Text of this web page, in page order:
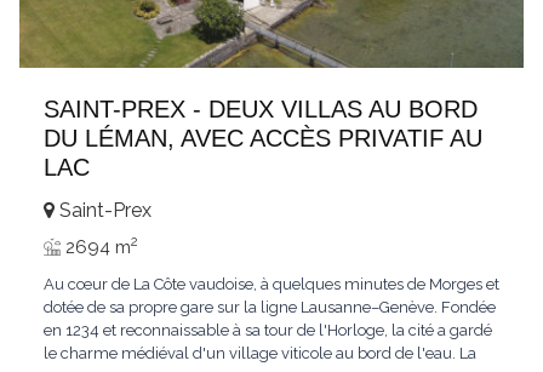
SAINT-PREX - DEUX VILLAS AU BORD
DU LÉMAN, AVEC ACCÈS PRIVATIF AU
LAC
Saint-Prex
2694 m2
Au cœur de La Côte vaudoise, à quelques minutes de Morges et
dotée de sa propre gare sur la ligne Lausanne–Genève. Fondée
en 1234 et reconnaissable à sa tour de l'Horloge, la cité a gardé
le charme médiéval d'un village viticole au bord de l'eau. La